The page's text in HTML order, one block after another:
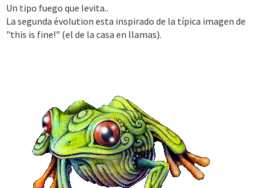
Un tipo fuego que levita..
La segunda évolution esta inspirado de la típica imagen de
"this is fine!" (el de la casa en llamas).